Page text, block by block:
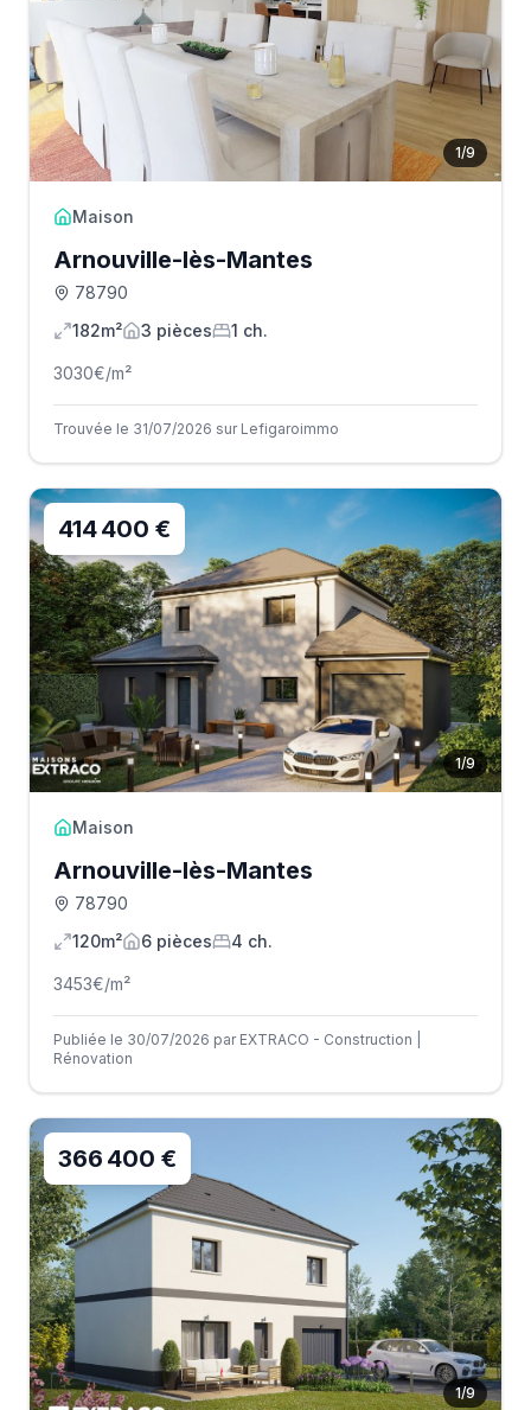
1/9
Maison
Arnouville-lès-Mantes
78790
182m²
3 pièces 1 ch.
3030€/m²
Trouvée le 31/07/2026 sur Lefigaroimmo
1/9
414 400 €
Maison
Arnouville-lès-Mantes
78790
120m²
6 pièces 4 ch.
3453€/m²
Publiée le 30/07/2026 par EXTRACO - Construction |
Rénovation
1/9
366 400 €